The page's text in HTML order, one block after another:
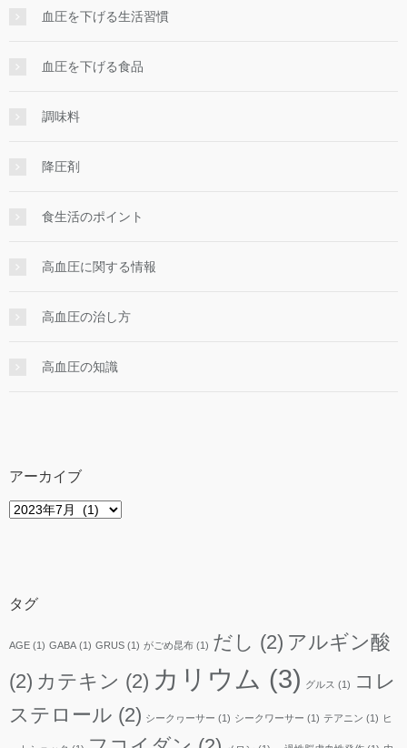
血圧を下げる生活習慣
血圧を下げる食品
調味料
降圧剤
食生活のポイント
高血圧に関する情報
高血圧の治し方
高血圧の知識
アーカイブ
ア
タグ
AGE (1) GABA (1) GRUS (1) がごめ昆布 (1) だし (2) アルギン酸
(2) カテキン (2) カリウム (3) グルス (1)
コレ
ステロール (2) シークヮーサー (1) シークワーサー (1) テアニン (1) ヒ